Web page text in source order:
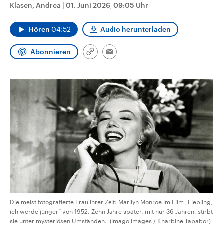
Landtag. Seit 2021 wird das
CDU, SPD und FDP regiert.-
Umfragen, Prognosen,
und Hintergründe zu den Parteien
und Kandidaten der anstehenden
den mächtigsten Ländern
aktuelle Weltgeschehen.
Sendungen Programm
Klasen, Andrea | 01. Juni 2026, 09:05 Uhr
Hören 04:52 Audio herunterladen
Abonnieren
Link
Email
Die meist fotografierte Frau ihrer Zeit: Marilyn Monroe im Film „Liebling,
ich werde jünger“ von 1952. Zehn Jahre später, mit nur 36 Jahren, stirbt
sie unter mysteriösen Umständen. (imago images / Kharbine Tapabor)